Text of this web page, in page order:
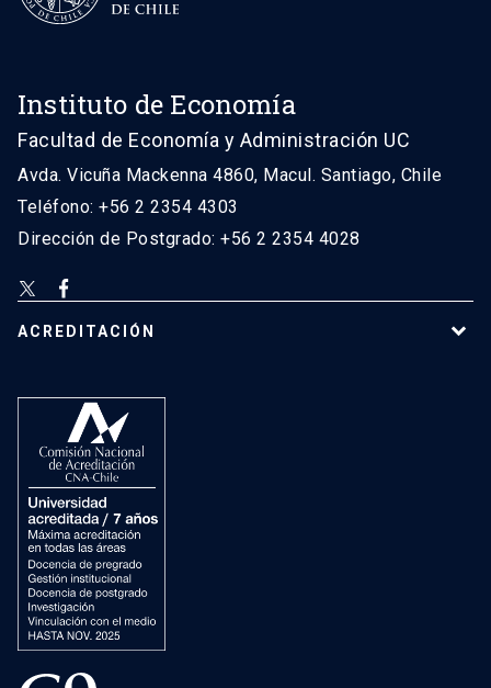
Instituto de Economía
Facultad de Economía y Administración UC
Avda. Vicuña Mackenna 4860, Macul. Santiago, Chile
Teléfono: +56 2 2354 4303
Dirección de Postgrado: +56 2 2354 4028
ACREDITACIÓN